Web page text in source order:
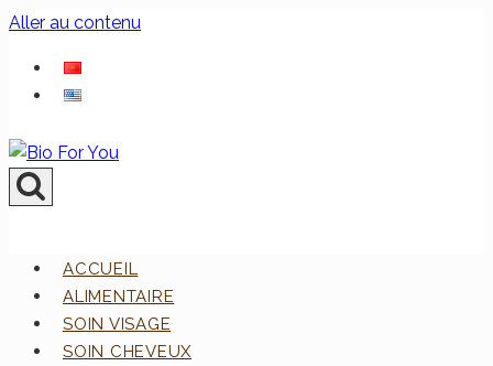
Aller au contenu
ACCUEIL
ALIMENTAIRE
SOIN VISAGE
SOIN CHEVEUX